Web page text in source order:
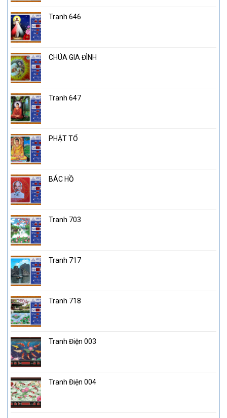
Tranh 646
CHÚA GIA ĐÌNH
Tranh 647
PHẬT TỔ
BÁC HỒ
Tranh 703
Tranh 717
Tranh 718
Tranh Điện 003
Tranh Điện 004